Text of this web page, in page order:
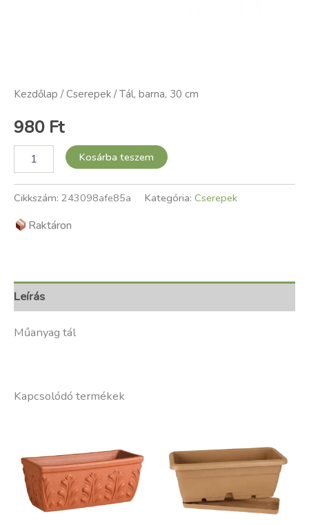
Kezdőlap /Cserepek / Tál, barna, 30 cm
980 Ft
Kosárba teszem
Cikkszám: 243098afe85a Kategória: Cserepek
Raktáron
Leírás
Műanyag tál
Kapcsolódó termékek